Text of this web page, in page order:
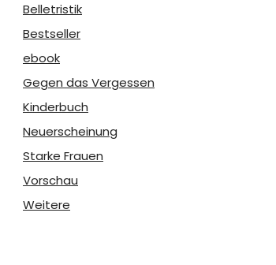
Belletristik
Bestseller
ebook
Gegen das Vergessen
Kinderbuch
Neuerscheinung
Starke Frauen
Vorschau
Weitere